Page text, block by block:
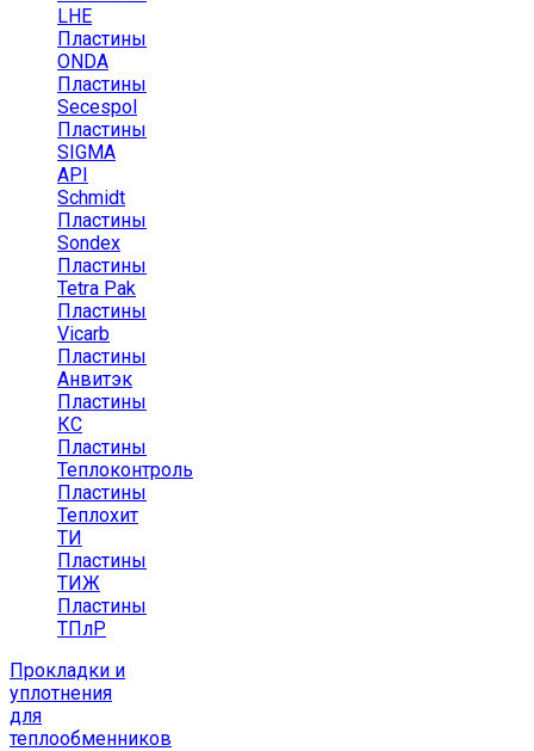
LHE
Пластины
ONDA
Пластины
Secespol
Пластины
SIGMA
API
Schmidt
Пластины
Sondex
Пластины
Tetra Pak
Пластины
Vicarb
Пластины
Анвитэк
Пластины
КС
Пластины
Теплоконтроль
Пластины
Теплохит
ТИ
Пластины
ТИЖ
Пластины
ТПлР
Прокладки и
уплотнения
для
теплообменников